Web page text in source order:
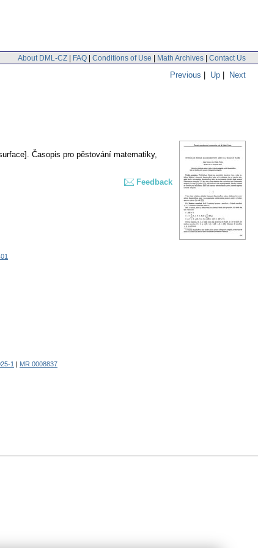
About DML-CZ | FAQ | Conditions of Use | Math Archives | Contact Us
Previous | Up | Next
Časopis pro pěstování matematiky,
Feedback
1
MR 0008837